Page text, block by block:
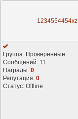
1234554454xz
Группа: Проверенные
Сообщений: 11
Награды: 0
Репутация: 0
Статус: Offline